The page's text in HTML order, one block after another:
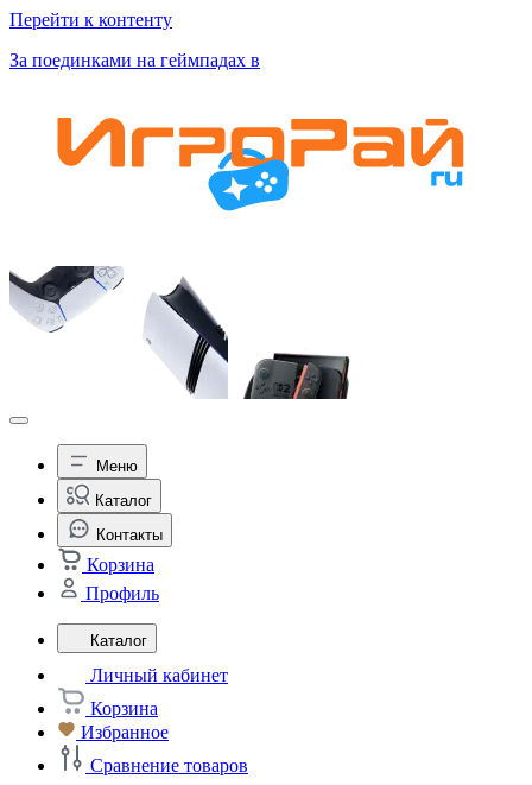
Перейти к контенту
За поединками на геймпадах в
Меню
Каталог
Контакты
Корзина
Профиль
Каталог
Личный кабинет
Корзина
Избранное
Сравнение товаров